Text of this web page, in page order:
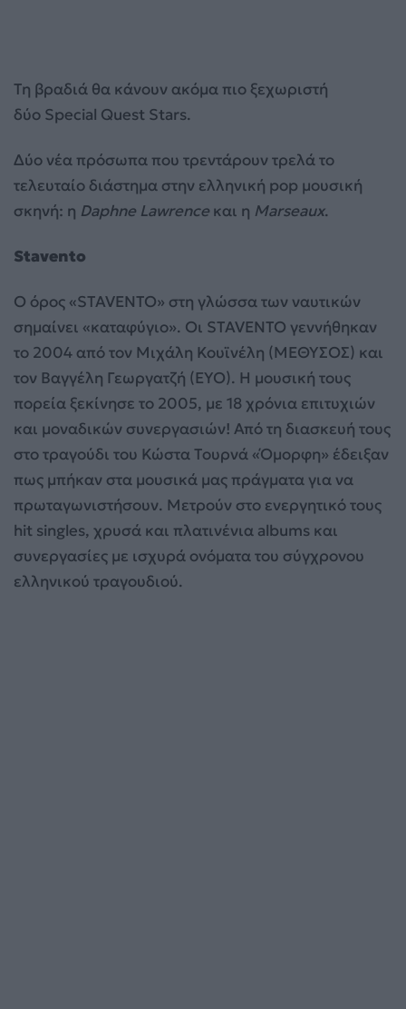
Τη βραδιά θα κάνουν ακόμα πιο ξεχωριστή
δύο Special Quest Stars.
Δύο νέα πρόσωπα που τρεντάρουν τρελά το
τελευταίο διάστημα στην ελληνική pop μουσική
σκηνή: η Daphne Lawrence και η Marseaux.
Stavento
Ο όρος «STAVENTO» στη γλώσσα των ναυτικών
σημαίνει «καταφύγιο». Οι STAVENTO γεννήθηκαν
το 2004 από τον Μιχάλη Κουϊνέλη (ΜΕΘΥΣΟΣ) και
τον Βαγγέλη Γεωργατζή (ΕΥΟ). Η μουσική τους
πορεία ξεκίνησε το 2005, με 18 χρόνια επιτυχιών
και μοναδικών συνεργασιών! Από τη διασκευή τους
στο τραγούδι του Κώστα Τουρνά «Όμορφη» έδειξαν
πως μπήκαν στα μουσικά μας πράγματα για να
πρωταγωνιστήσουν. Μετρούν στο ενεργητικό τους
hit singles, χρυσά και πλατινένια albums και
συνεργασίες με ισχυρά ονόματα του σύγχρονου
ελληνικού τραγουδιού.